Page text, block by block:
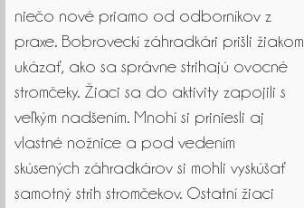
niečo nové priamo od odborníkov z
praxe. Bobroveckí záhradkári prišli žiakom
ukázať, ako sa správne strihajú ovocné
stromčeky. Žiaci sa do aktivity zapojili s
veľkým nadšením. Mnohí si priniesli aj
vlastné nožnice a pod vedením
skúsených záhradkárov si mohli vyskúšať
samotný strih stromčekov. Ostatní žiaci